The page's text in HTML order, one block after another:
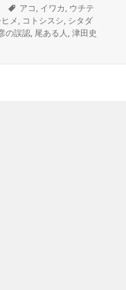
タ
グ
アコ, イワカ, ウチテ
メ, コトシスシ, シタダ
の誤認, 尾ある人,津田史